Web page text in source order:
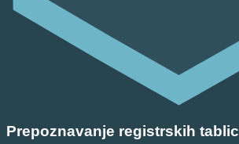
Prepoznavanje registrskih tablic